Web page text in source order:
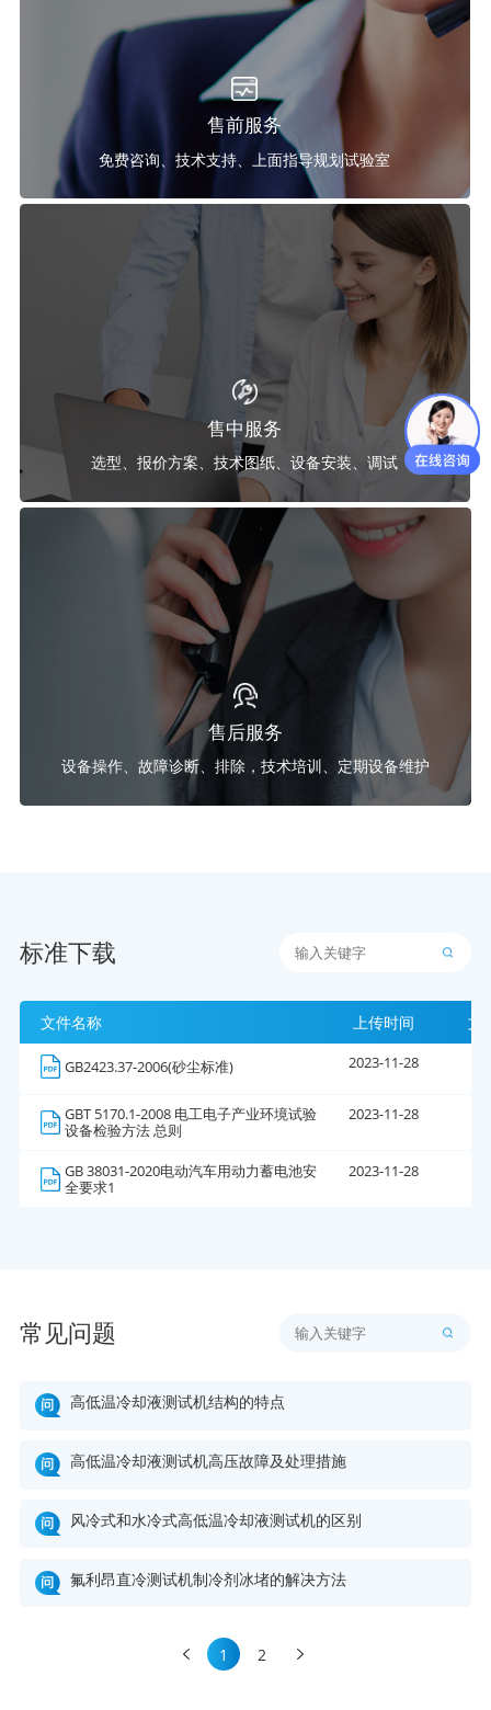
售前服务
免费咨询、技术支持、上面指导规划试验室
售中服务
选型、报价方案、技术图纸、设备安装、调试
售后服务
设备操作、故障诊断、排除，技术培训、定期设备维护
标准下载
文件名称 上传时间 文
GB2423.37-2006(砂尘标准) 2023-11-28
GBT 5170.1-2008 电工电子产业环境试验
设备检验方法 总则
2023-11-28
GB 38031-2020电动汽车用动力蓄电池安
全要求1
2023-11-28
常见问题
高低温冷却液测试机结构的特点
高低温冷却液测试机高压故障及处理措施
风冷式和水冷式高低温冷却液测试机的区别
氟利昂直冷测试机制冷剂冰堵的解决方法
1 2